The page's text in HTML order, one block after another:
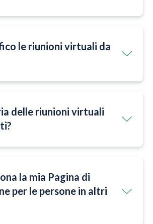
le riunioni virtuali da
delle riunioni virtuali
la mia Pagina di
per le persone in altri